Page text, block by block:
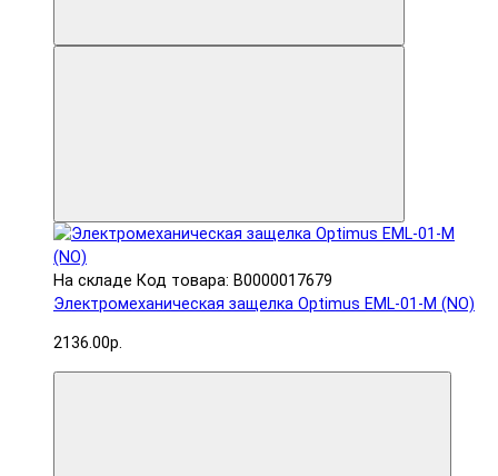
На складе Код товара: В0000017679
Электромеханическая защелка Optimus EML-01-M (NO)
2136.00р.